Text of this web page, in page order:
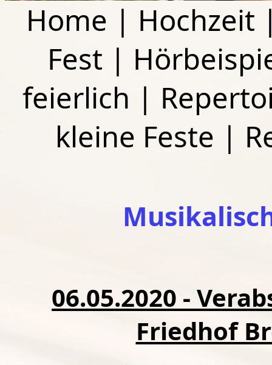
Home | Hochzeit
Fest |
feierlich |
kleine Feste |
06.05.2020 -
Friedhof